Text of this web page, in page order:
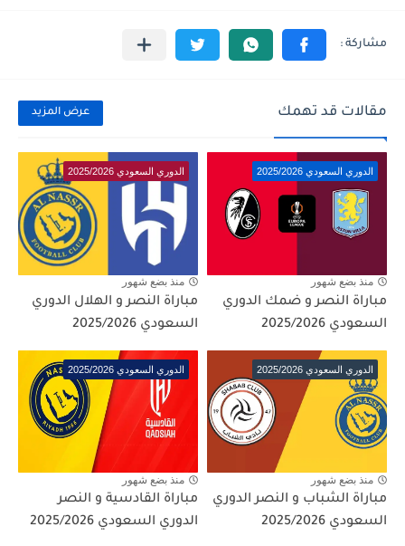
مقالات قد تهمك عرض المزيد
الدوري السعودي 2025/2026
منذ بضع شهور
مباراة النصر و ضمك الدوري
السعودي 2025/2026
الدوري السعودي 2025/2026
منذ بضع شهور
مباراة النصر و الهلال الدوري
السعودي 2025/2026
الدوري السعودي 2025/2026
منذ بضع شهور
مباراة الشباب و النصر الدوري
السعودي 2025/2026
الدوري السعودي 2025/2026
منذ بضع شهور
مباراة القادسية و النصر
الدوري السعودي 2025/2026